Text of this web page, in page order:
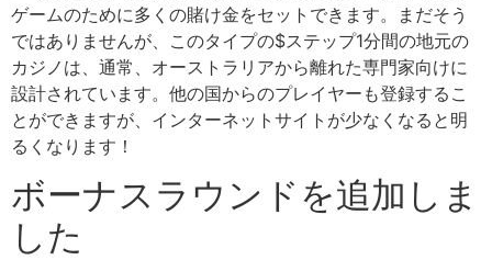
ゲームのために多くの賭け金をセットできます。まだそう
ではありませんが、このタイプの$ステップ1分間の地元の
カジノは、通常、オーストラリアから離れた専門家向けに
設計されています。他の国からのプレイヤーも登録するこ
とができますが、インターネットサイトが少なくなると明
るくなります！
ボーナスラウンドを追加しま
した